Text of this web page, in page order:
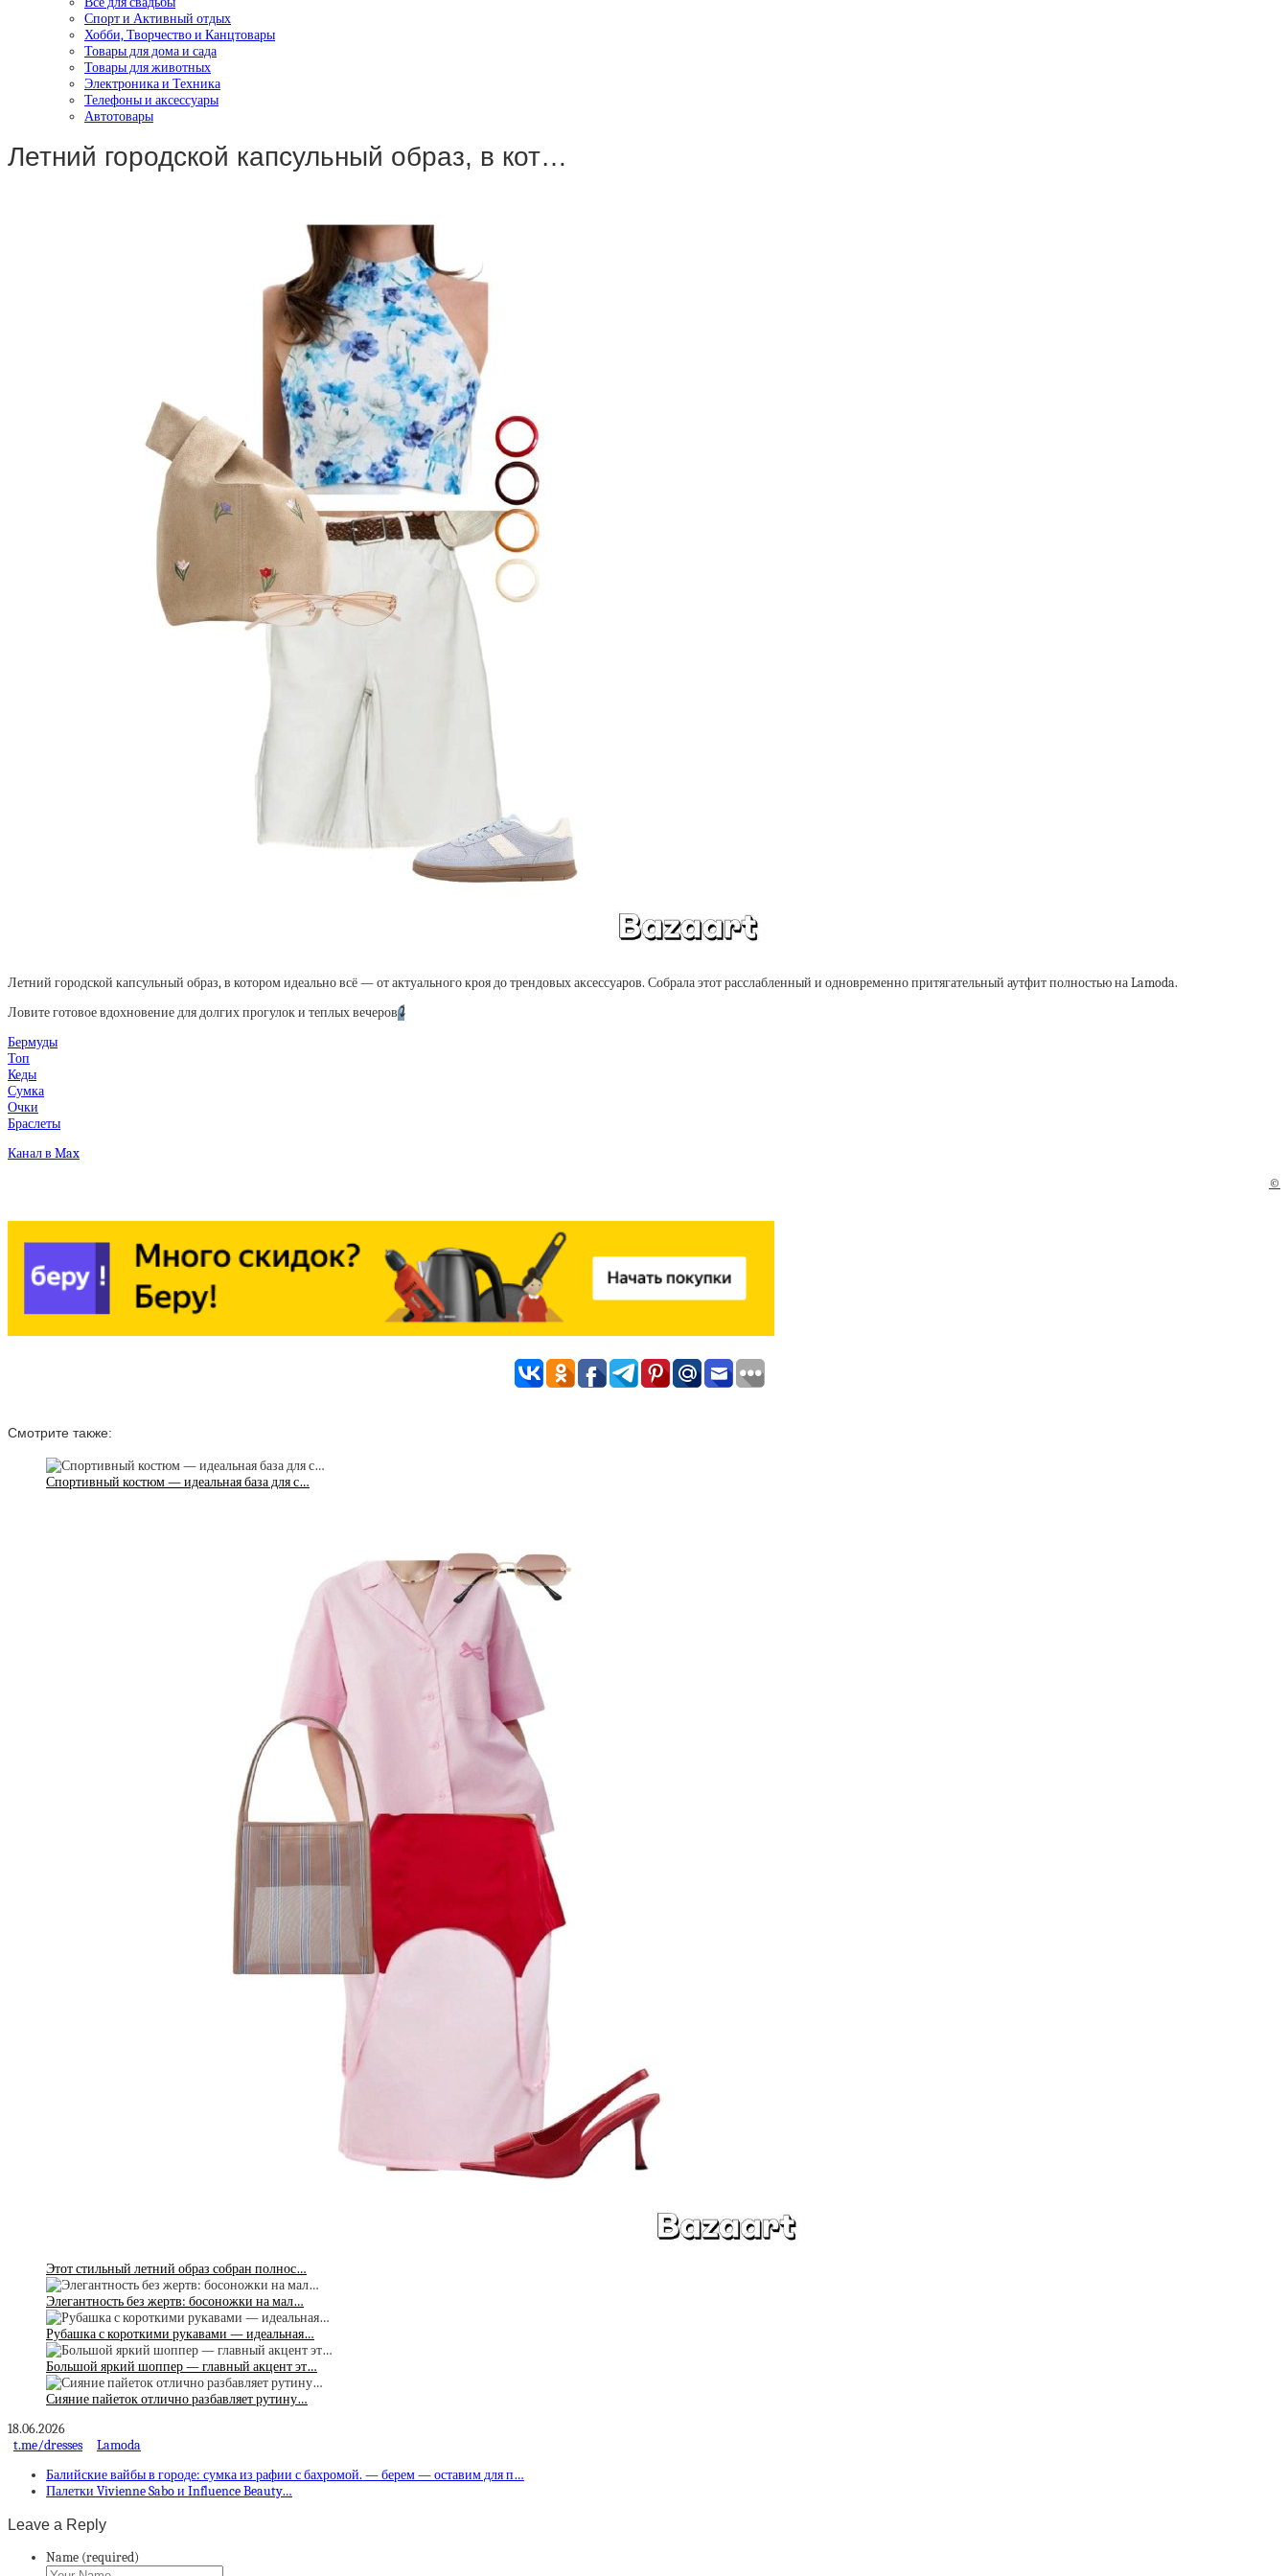
Спорт и Активный отдых
Хобби, Творчество и Канцтовары
Товары для дома и сада
Товары для животных
Электроника и Техника
Телефоны и аксессуары
Автотовары
Летний городской капсульный образ, в кот…
Летний городской капсульный образ, в котором идеально всё — от актуального кроя до трендовых аксессуаров. Собрала этот расслабленный и одновременно притягательный аутфит полностью на Lamoda.
Ловите готовое вдохновение для долгих прогулок и теплых вечеров⤵️
Бермуды
Топ
Кеды
Сумка
Очки
Браслеты
Канал в Max
©
Смотрите также:
Спортивный костюм — идеальная база для с…
Этот стильный летний образ собран полнос…
Элегантность без жертв: босоножки на мал…
Рубашка с короткими рукавами — идеальная…
Большой яркий шоппер — главный акцент эт…
Сияние пайеток отлично разбавляет рутину…
18.06.2026
t.me/dresses
Lamoda
Балийские вайбы в городе: сумка из рафии с бахромой. — берем — оставим для п…
Палетки Vivienne Sabo и Influence Beauty…
Leave a Reply
Name (required)